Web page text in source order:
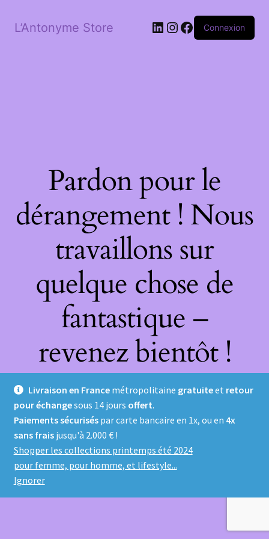
Livraison en France métropolitaine gratuiteet retour
pour échangesous 14 jours offert.
Paiements sécuriséspar carte bancaire en 1x, ou en 4x
sans fraisjusqu'à 2.000 € !
Shopper les collections printemps été 2024
pour femme, pour homme, et lifestyle...
Ignorer
L’Antonyme Store LinkedIn
Instagram
Facebook
Connexion
Pardon pour le
dérangement ! Nous
travaillons sur
quelque chose de
fantastique –
revenez bientôt !